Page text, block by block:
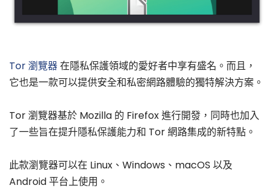
Tor 瀏覽器在隱私保護領域的愛好者中享有盛名。而且，
它也是一款可以提供安全和私密網路體驗的獨特解決方案。
Tor 瀏覽器基於 Mozilla 的 Firefox 進行開發，同時也加入
了一些旨在提升隱私保護能力和 Tor 網路集成的新特點。
此款瀏覽器可以在 Linux、Windows、macOS 以及
Android 平台上使用。